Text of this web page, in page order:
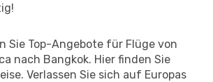
Sie Top-Angebote für Flüge von
nach Bangkok. Hier finden Sie
Verlassen Sie sich auf Europas